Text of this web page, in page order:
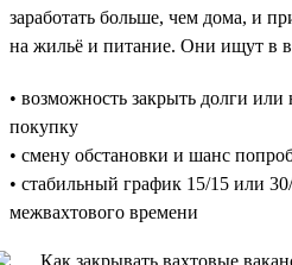
заработать больше, чем дома, и
на жильё и питание. Они ищут в
• возможность закрыть долги
покупку
• смену обстановки и шанс
• стабильный график 15/15 или
межвахтового времени